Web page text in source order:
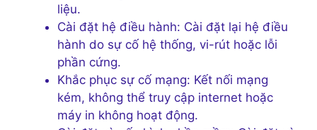
liệu.
Cài đặt hệ điều hành: Cài đặt lại hệ điều
hành do sự cố hệ thống, vi-rút hoặc lỗi
phần cứng.
Khắc phục sự cố mạng: Kết nối mạng
kém, không thể truy cập internet hoặc
máy in không hoạt động.